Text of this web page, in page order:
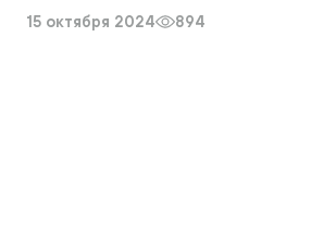
15 октября 2024 894